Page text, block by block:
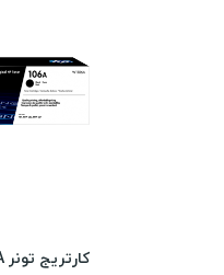
کارتریج تونر Hp 106A